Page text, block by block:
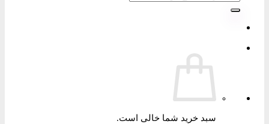
سبد خرید شما خالی است.